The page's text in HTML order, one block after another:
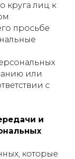
круга лиц к
просьбе
или
с
и
которые